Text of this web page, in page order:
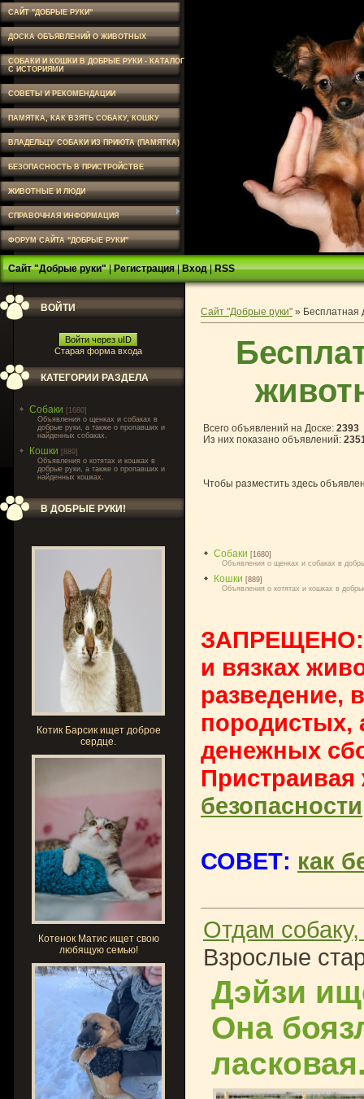
САЙТ "ДОБРЫЕ РУКИ"
ДОСКА ОБЪЯВЛЕНИЙ О ЖИВОТНЫХ
СОБАКИ И КОШКИ В ДОБРЫЕ РУКИ - КАТАЛОГ
С ИСТОРИЯМИ
СОВЕТЫ И РЕКОМЕНДАЦИИ
ПАМЯТКА, КАК ВЗЯТЬ СОБАКУ, КОШКУ
ВЛАДЕЛЬЦУ СОБАКИ ИЗ ПРИЮТА (ПАМЯТКА)
БЕЗОПАСНОСТЬ В ПРИСТРОЙСТВЕ
ЖИВОТНЫЕ И ЛЮДИ
СПРАВОЧНАЯ ИНФОРМАЦИЯ
ФОРУМ САЙТА "ДОБРЫЕ РУКИ"
Сайт "Добрые руки"|Регистрация|Вход|RSS
ВОЙТИ
Войти через uID
Старая форма входа
КАТЕГОРИИ РАЗДЕЛА
Собаки [1680]
Объявления о щенках и собаках в
добрые руки, а также о пропавших и
найденных собаках.
Кошки [889]
Объявления о котятах и кошках в
добрые руки, а также о пропавших и
найденных кошках.
В ДОБРЫЕ РУКИ!
Котик Барсик ищет доброе
сердце.
Котенок Матис ищет свою
любящую семью!
Сайт "Добрые руки" » Бесплатная
Всего объявлений на Доске: 2393
Из них показано объявлений:
Чтобы разместить здесь
Собаки [1680]
Объявления о щенках и собаках в
Кошки [889]
Объявления о котятах и кошках в
ЗАПРЕЩЕНО:
и вязках
разведение,
породистых,
денежных
безопасности
СОВЕТ: как
Отдам
Взрослые
Дэйзи
Она